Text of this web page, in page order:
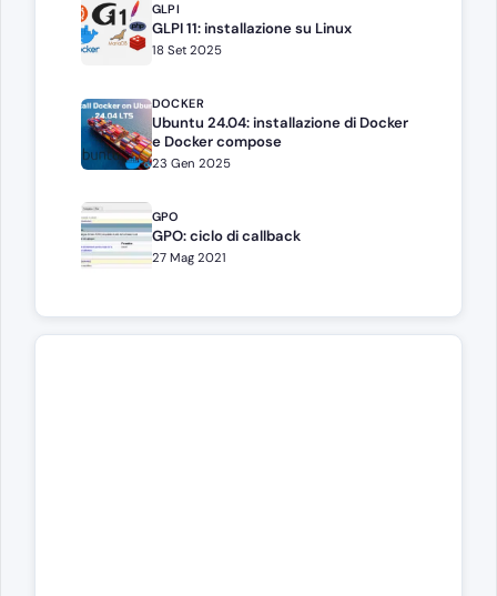
GLPI
GLPI 11: installazione su Linux
18 Set 2025
DOCKER
Ubuntu 24.04: installazione di Docker
e Docker compose
23 Gen 2025
GPO
GPO: ciclo di callback
27 Mag 2021